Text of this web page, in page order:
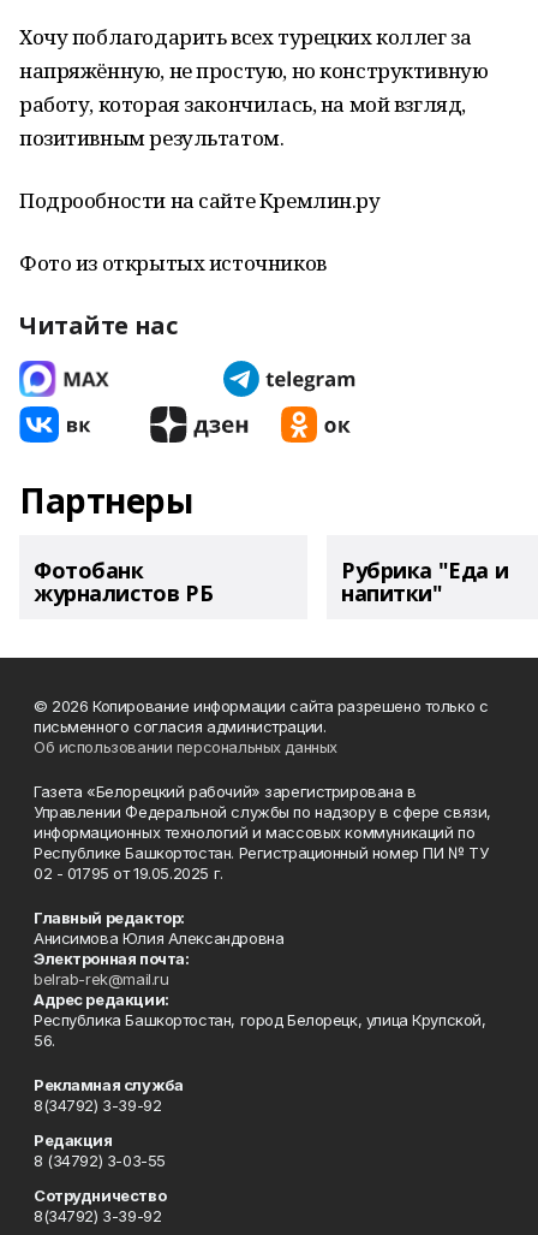
Хочу поблагодарить всех турецких коллег за
напряжённую, не простую, но конструктивную
работу, которая закончилась, на мой взгляд,
позитивным результатом.
Подрообности на сайте Кремлин.ру
Фото из открытых источников
Читайте нас
Партнеры
Фотобанк
журналистов РБ
Рубрика "Еда и
напитки"
© 2026 Копирование информации сайта разрешено только с
письменного согласия администрации.
Об использовании персональных данных
Газета «Белорецкий рабочий» зарегистрирована в
Управлении Федеральной службы по надзору в сфере связи,
информационных технологий и массовых коммуникаций по
Республике Башкортостан. Регистрационный номер ПИ № ТУ
02 - 01795 от 19.05.2025 г.
Главный редактор:
Анисимова Юлия Александровна
Электронная почта:
belrab-rek@mail.ru
Адрес редакции:
Республика Башкортостан, город Белорецк, улица Крупской,
56.
Рекламная служба
8(34792) 3-39-92
Редакция
8 (34792) 3-03-55
Сотрудничество
8(34792) 3-39-92